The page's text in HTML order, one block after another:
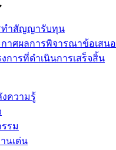
ทำสัญญารับทุน
าศผลการพิจารณาข้อเสนอ
การที่ดำเนินการเสร็จสิ้น
ความรู้
รม
นเด่น